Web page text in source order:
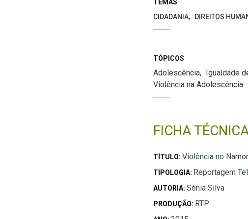
TEMAS
CIDADANIA
DIREITOS
TÓPICOS
Adolescência Igualdade
Violência na Adolescência
FICHA
TÍTULO: Violência no
TIPOLOGIA: Reportagem
AUTORIA: Sónia Silva
PRODUÇÃO: RTP